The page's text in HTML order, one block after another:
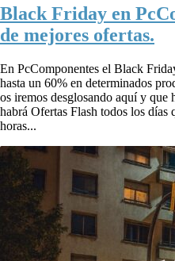
Black Friday en
de mejores ofertas.
En PcComponentes el Black
hasta un 60% en determinados
os iremos desglosando aquí y que
habrá Ofertas Flash todos los días
horas...